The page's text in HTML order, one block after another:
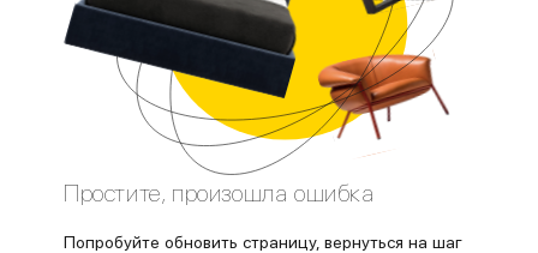
Простите, произошла ошибка
Попробуйте обновить страницу, вернуться на шаг